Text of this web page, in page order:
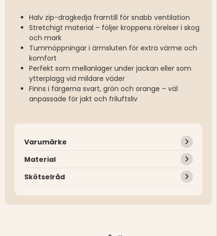
Halv zip-dragkedja framtill för snabb ventilation
Stretchigt material – följer kroppens rörelser i skog
och mark
Tummöppningar i ärmsluten för extra värme och
komfort
Perfekt som mellanlager under jackan eller som
ytterplagg vid mildare väder
Finns i färgerna svart, grön och orange – väl
anpassade för jakt och friluftsliv
Varumärke
Material
Skötselråd